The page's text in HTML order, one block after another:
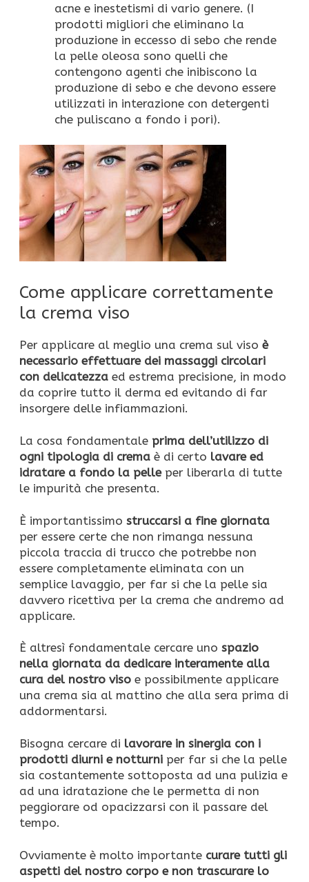
acne e inestetismi di vario genere. (I
prodotti migliori che eliminano la
produzione in eccesso di sebo che rende
la pelle oleosa sono quelli che
contengono agenti che inibiscono la
produzione di sebo e che devono essere
utilizzati in interazione con detergenti
che puliscano a fondo i pori).
Come applicare correttamente
la crema viso
Per applicare al meglio una crema sul viso è
necessario effettuare dei massaggi circolari
con delicatezza ed estrema precisione, in modo
da coprire tutto il derma ed evitando di far
insorgere delle infiammazioni.
La cosa fondamentale prima dell’utilizzo di
ogni tipologia di crema è di certo lavare ed
idratare a fondo la pelleper liberarla di tutte
le impurità che presenta.
È importantissimo struccarsi a fine giornata
per essere certe che non rimanga nessuna
piccola traccia di trucco che potrebbe non
essere completamente eliminata con un
semplice lavaggio, per far si che la pelle sia
davvero ricettiva per la crema che andremo ad
applicare.
È altresì fondamentale cercare uno spazio
nella giornata da dedicare interamente alla
cura del nostro viso e possibilmente applicare
una crema sia al mattino che alla sera prima di
addormentarsi.
Bisogna cercare di lavorare in sinergia con i
prodotti diurni e notturni per far si che la pelle
sia costantemente sottoposta ad una pulizia e
ad una idratazione che le permetta di non
peggiorare od opacizzarsi con il passare del
tempo.
Ovviamente è molto importante curare tutti gli
aspetti del nostro corpo e non trascurare lo